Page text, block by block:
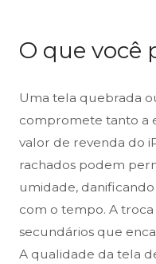
O que você
Uma tela quebrada
compromete tanto a
valor de revenda do
rachados podem
umidade,
com o tempo. A
secundários que
A qualidade da tela